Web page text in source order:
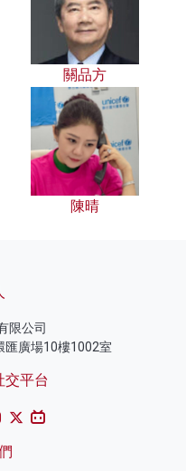
關品方
陳晴
限公司
匯廣場10樓1002室
交平台